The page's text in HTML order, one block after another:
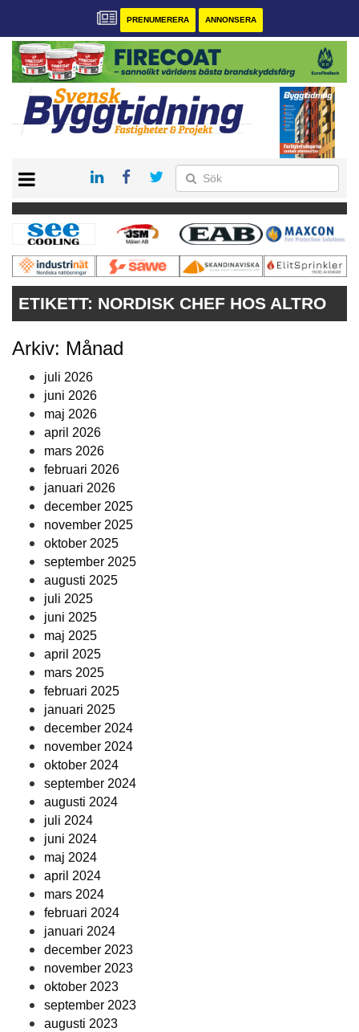
PRENUMERERA ANNONSERA
PRENUMERERA
VÅRA ANDRA MAGASIN
ANNONSERA
KONTAKT
ETIKETT: NORDISK CHEF HOS ALTRO
Arkiv: Månad
juli 2026
juni 2026
maj 2026
april 2026
mars 2026
februari 2026
januari 2026
december 2025
november 2025
oktober 2025
september 2025
augusti 2025
juli 2025
juni 2025
maj 2025
april 2025
mars 2025
februari 2025
januari 2025
december 2024
november 2024
oktober 2024
september 2024
augusti 2024
juli 2024
juni 2024
maj 2024
april 2024
mars 2024
februari 2024
januari 2024
december 2023
november 2023
oktober 2023
september 2023
augusti 2023